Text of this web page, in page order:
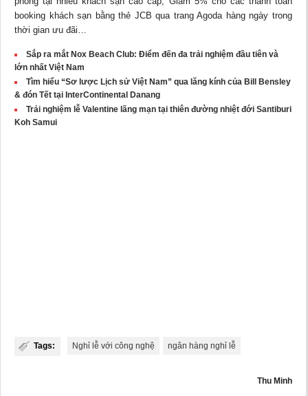
booking khách sạn bằng thẻ JCB qua trang Agoda hàng ngày trong
thời gian ưu đãi…
Sắp ra mắt Nox Beach Club: Điểm đến đa trải nghiệm đầu tiên và
lớn nhất Việt Nam
Tìm hiểu “Sơ lược Lịch sử Việt Nam” qua lăng kính của Bill Bensley
& đón Tết tại InterContinental Danang
Trải nghiệm lễ Valentine lãng mạn tại thiên đường nhiệt đới Santiburi
Koh Samui
Tags: Nghỉ lễ với công nghệ ngân hàng nghỉ lễ
Thu Minh